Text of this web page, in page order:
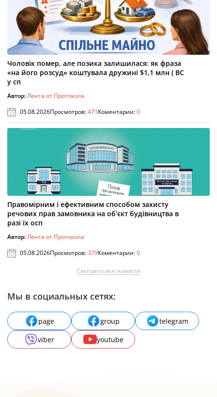
Чоловік помер, але позика залишилася: як фраза
«на його розсуд» коштувала дружині $1,1 млн ( ВС
у сп
Автор:Лента от Протокола
05.08.2026Просмотров:471Коментарии:0
Правомірним і ефективним способом захисту
речових прав замовника на об’єкт будівництва в
разі їх осп
Автор:Лента от Протокола
05.08.2026Просмотров:379Коментарии:0
Смотреть все новости
Мы в социальных сетях:
page group
telegram
viber
youtube